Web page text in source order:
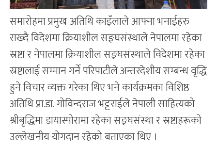
समारोहमा प्रमुख अतिथि काइँलाले आफ्ना भनाईहरु
राख्दै विदेशमा क्रियाशील सङ्घसंस्थाले नेपालमा रहेका
स्रष्टा र नेपालमा क्रियाशील सङ्घसंस्थाले विदेशमा रहेका
स्रष्टालाई सम्मान गर्ने परिपाटीले अन्तरदेशीय सम्बन्ध वृद्धि
हुने विचार व्यक्त गरेका थिए भने कार्यक्रमका विशिष्ठ
अतिथि प्रा.डा. गोविन्दराज भट्टराईले नेपाली साहित्यको
श्रीबृद्धिमा डायास्पोरामा रहेका सङ्घसंस्था र स्रष्टाहरूको
उल्लेखनीय योगदान रहेको बताएका थिए ।